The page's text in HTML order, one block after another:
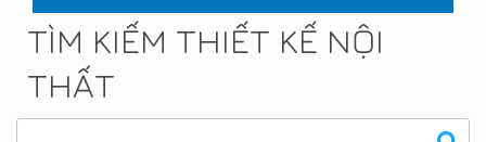
TÌM KIẾM THIẾT KẾ NỘI
THẤT